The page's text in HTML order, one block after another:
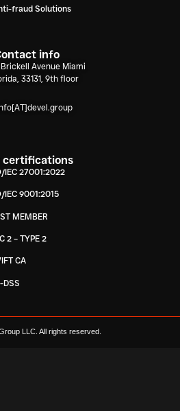
fraud Solutions
info
Brickell Avenue Miami
33131, 9th floor
certifications
IEC 27001:2022
IEC 9001:2015
MEMBER
2 – TYPE 2
CA
DSS
LLC. All rights reserved.